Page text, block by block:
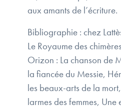
aux amants de l’écriture.
Bibliographie : chez
Le Royaume des
Orizon : La chanson de
la fiancée du Messie,
les beaux-arts de la
larmes des femmes,